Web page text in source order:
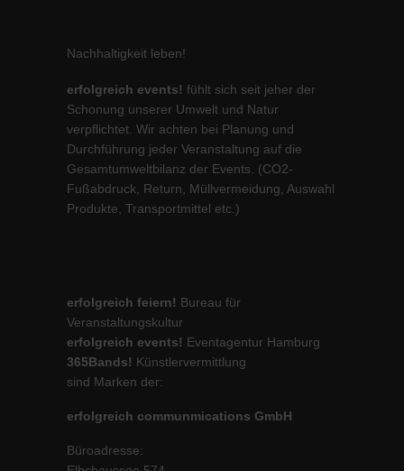
Nachhaltigkeit leben!
erfolgreich events! fühlt sich seit jeher der
Schonung unserer Umwelt und Natur
verpflichtet. Wir achten bei Planung und
Durchführung jeder Veranstaltung auf die
Gesamtumweltbilanz der Events. (CO2-
Fußabdruck, Return, Müllvermeidung, Auswahl
Produkte, Transportmittel etc.)
erfolgreich feiern! Bureau für
Veranstaltungskultur
erfolgreich events! Eventagentur Hamburg
365Bands! Künstlervermittlung
sind Marken der:
erfolgreich communmications GmbH
Büroadresse: